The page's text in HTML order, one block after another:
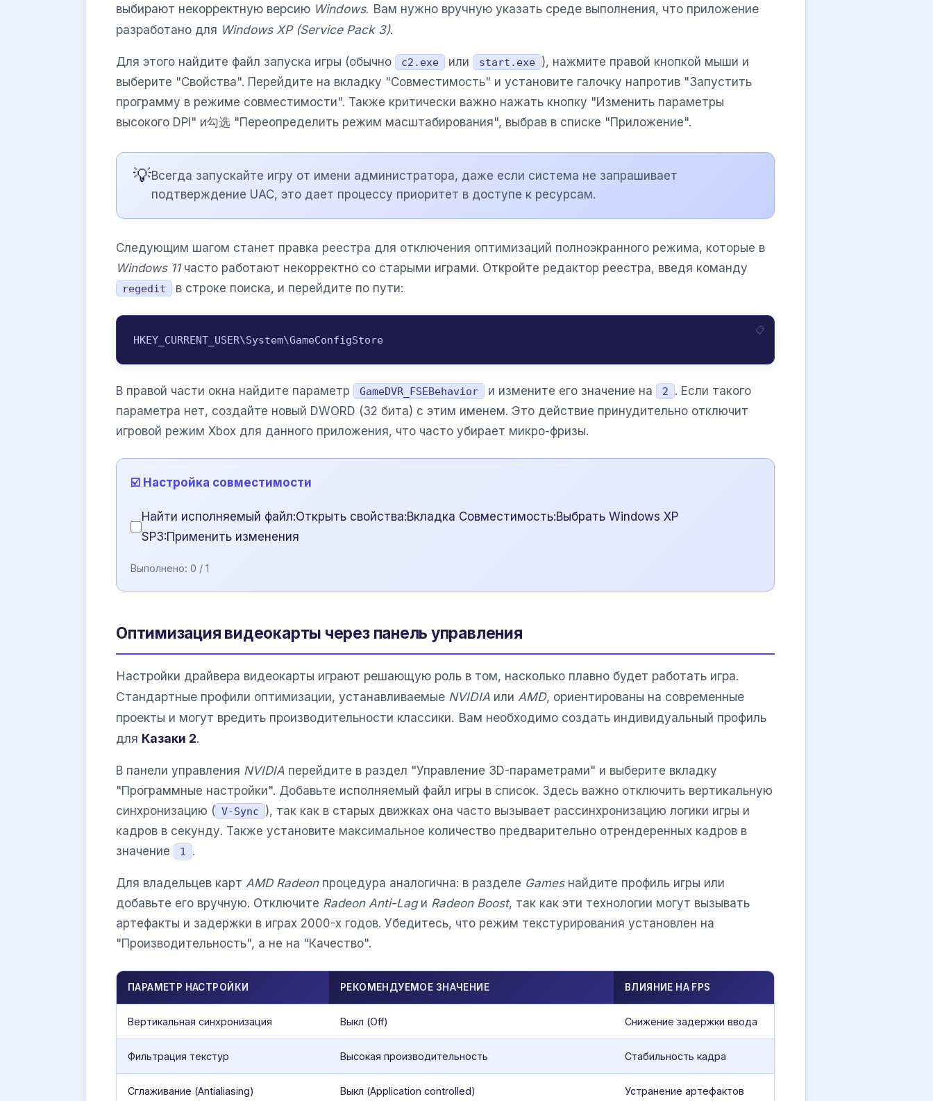
выбирают некорректную версию Windows. Вам нужно вручную указать среде выполнения, что приложение
разработано для Windows XP (Service Pack 3).
Для этого найдите файл запуска игры (обычно c2.exe или start.exe ), нажмите правой кнопкой мыши и
выберите "Свойства". Перейдите на вкладку "Совместимость" и установите галочку напротив "Запустить
программу в режиме совместимости". Также критически важно нажать кнопку "Изменить параметры
высокого DPI" и勾选 "Переопределить режим масштабирования", выбрав в списке "Приложение".
💡Всегда запускайте игру от имени администратора, даже если система не запрашивает
подтверждение UAC, это дает процессу приоритет в доступе к ресурсам.
Следующим шагом станет правка реестра для отключения оптимизаций полноэкранного режима, которые в
Windows 11часто работают некорректно со старыми играми. Откройте редактор реестра, введя команду
regedit в строке поиска, и перейдите по пути:
HKEY_CURRENT_USER\System\GameConfigStore
В правой части окна найдите параметр GameDVR_FSEBehavior и измените его значение на 2
. Если такого
параметра нет, создайте новый DWORD (32 бита) с этим именем. Это действие принудительно отключит
игровой режим Xbox для данного приложения, что часто убирает микро-фризы.
☑️ Настройка совместимости
Найти исполняемый файл:Открыть свойства:Вкладка Совместимость:Выбрать Windows XP
SP3:Применить изменения
Выполнено: 0 / 1
Оптимизация видеокарты через панель управления
Настройки драйвера видеокарты играют решающую роль в том, насколько плавно будет работать игра.
Стандартные профили оптимизации, устанавливаемые NVIDIA или AMD, ориентированы на современные
проекты и могут вредить производительности классики. Вам необходимо создать индивидуальный профиль
для Казаки 2.
В панели управления NVIDIA перейдите в раздел "Управление 3D-параметрами" и выберите вкладку
"Программные настройки". Добавьте исполняемый файл игры в список. Здесь важно отключить вертикальную
синхронизацию ( V-Sync
), так как в старых движках она часто вызывает рассинхронизацию логики игры и
кадров в секунду. Также установите максимальное количество предварительно отрендеренных кадров в
значение
1 .
Для владельцев карт AMD Radeonпроцедура аналогична: в разделе Gamesнайдите профиль игры или
добавьте его вручную. Отключите Radeon Anti-Lagи Radeon Boost, так как эти технологии могут вызывать
артефакты и задержки в играх 2000-х годов. Убедитесь, что режим текстурирования установлен на
"Производительность", а не на "Качество".
ПАРАМЕТР НАСТРОЙКИ РЕКОМЕНДУЕМОЕ ЗНАЧЕНИЕ ВЛИЯНИЕ НА FPS
Вертикальная синхронизация Выкл (Off) Снижение задержки ввода
Фильтрация текстур Высокая производительность Стабильность кадра
Сглаживание (Antialiasing) Выкл (Application controlled) Устранение артефактов